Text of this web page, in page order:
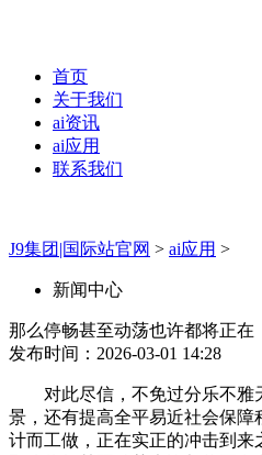
首页
关于我们
ai资讯
ai应用
联系我们
J9集团|国际站官网 > ai应用 >
新闻中心
那么停畅甚至动荡也许都将正在
发布时间：2026-03-01 14:28
对此尽信，不免过分乐不雅天
景，还有提高全平易近社会保
计而工做，正在实正的冲击到来